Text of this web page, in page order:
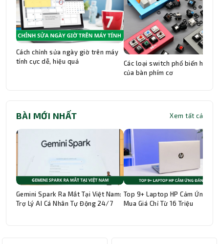
Cách chỉnh sửa ngày giờ trên máy
tính cực dễ, hiệu quả
Các loại switch phổ biến hiện
của bàn phím cơ
BÀI MỚI NHẤT Xem tất cả
Gemini Spark Ra Mắt Tại Việt Nam:
Trợ Lý AI Cá Nhân Tự Động 24/7
Top 9+ Laptop HP Cảm Ứng
Mua Giá Chỉ Từ 16 Triệu